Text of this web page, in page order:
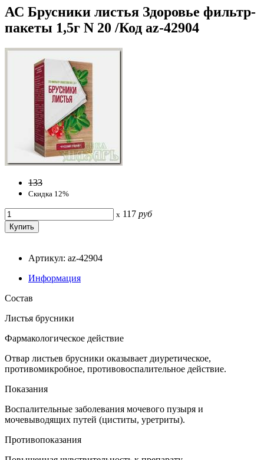
АС Брусники листья Здоровье фильтр-
пакеты 1,5г N 20 /Код az-42904
133
Скидка 12%
x 117 руб
Артикул: az-42904
Информация
Состав
Листья брусники
Фармакологическое действие
Отвар листьев брусники оказывает диуретическое,
противомикробное, противовоспалительное действие.
Показания
Воспалительные заболевания мочевого пузыря и
мочевыводящих путей (циститы, уретриты).
Противопоказания